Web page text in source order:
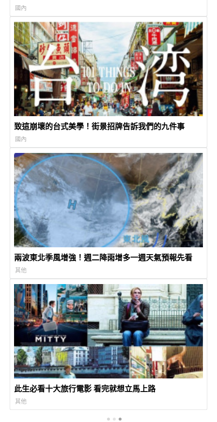
國內
致這崩壞的台式美學！街景招牌告訴我們的九件事
國內
兩波東北季風增強！週二降雨增多一週天氣預報先看
其他
此生必看十大旅行電影 看完就想立馬上路
其他